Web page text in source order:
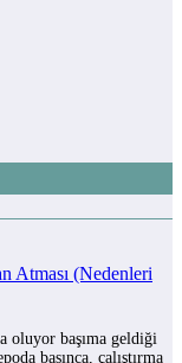
Atması (Nedenleri
oluyor başıma geldiği
basınca, çalıştırma